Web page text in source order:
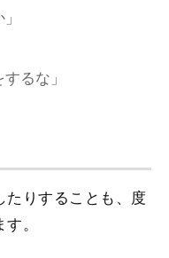
るな」
りすることも、度
。